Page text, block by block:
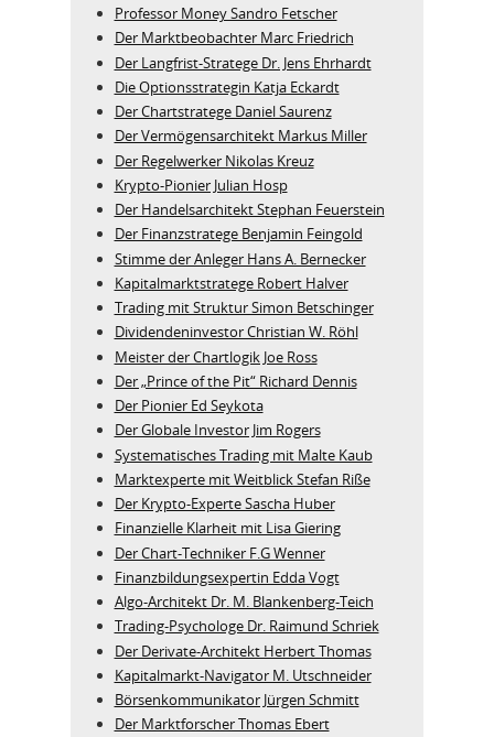
Professor Money Sandro Fetscher
Der Marktbeobachter Marc Friedrich
Der Langfrist-Stratege Dr. Jens Ehrhardt
Die Optionsstrategin Katja Eckardt
Der Chartstratege Daniel Saurenz
Der Vermögensarchitekt Markus Miller
Der Regelwerker Nikolas Kreuz
Krypto-Pionier Julian Hosp
Der Handelsarchitekt Stephan Feuerstein
Der Finanzstratege Benjamin Feingold
Stimme der Anleger Hans A. Bernecker
Kapitalmarktstratege Robert Halver
Trading mit Struktur Simon Betschinger
Dividendeninvestor Christian W. Röhl
Meister der Chartlogik Joe Ross
Der „Prince of the Pit“ Richard Dennis
Der Pionier Ed Seykota
Der Globale Investor Jim Rogers
Systematisches Trading mit Malte Kaub
Marktexperte mit Weitblick Stefan Riße
Der Krypto-Experte Sascha Huber
Finanzielle Klarheit mit Lisa Giering
Der Chart-Techniker F.G Wenner
Finanzbildungsexpertin Edda Vogt
Algo‑Architekt Dr. M. Blankenberg‑Teich
Trading-Psychologe Dr. Raimund Schriek
Der Derivate‑Architekt Herbert Thomas
Kapitalmarkt-Navigator M. Utschneider
Börsenkommunikator Jürgen Schmitt
Der Marktforscher Thomas Ebert